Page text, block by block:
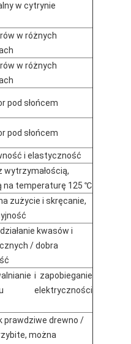
w cytrynie
w różnych
w różnych
pod słońcem
pod słońcem
i elastyczność
wytrzymałością,
na temperaturę 125 ℃
zużycie i skręcanie,
kwasów i
/ dobra
i zapobieganie
elektryczności
prawdziwe drewno /
można